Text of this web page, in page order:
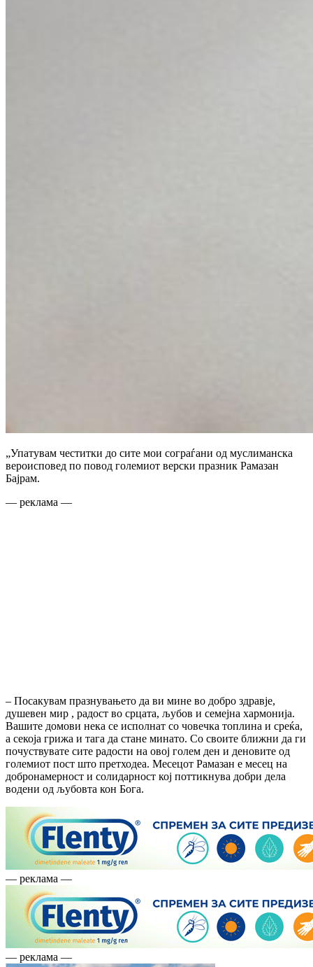
„Упатувам честитки до сите мои сограѓани од муслиманска
вероисповед по повод големиот верски празник Рамазан
Бајрам.
— реклама —
– Посакувам празнувањето да ви мине во добро здравје,
душевен мир , радост во срцата, љубов и семејна хармонија.
Вашите домови нека се исполнат со човечка топлина и среќа,
а секоја грижа и тага да стане минато. Со своите ближни да ги
почуствувате сите радости на овој голем ден и деновите од
големиот пост што претходеа. Месецот Рамазан е месец на
добронамерност и солидарност кој поттикнува добри дела
водени од љубовта кон Бога.
— реклама —
— реклама —